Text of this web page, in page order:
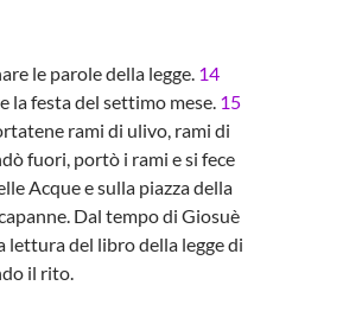
le parole della legge. 14
la festa del settimo mese. 15
rami di ulivo, rami di
fuori, portò i rami e si fece
Acque e sulla piazza della
Dal tempo di Giosuè
lettura del libro della legge di
il rito.